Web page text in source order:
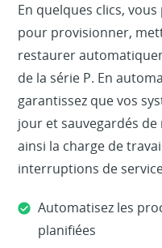
En quelques clics,
pour provisionner,
restaurer
de la série P. En
garantissez que vos
jour et sauvegardés
ainsi la charge de
interruptions de
Automatisez les
planifiées